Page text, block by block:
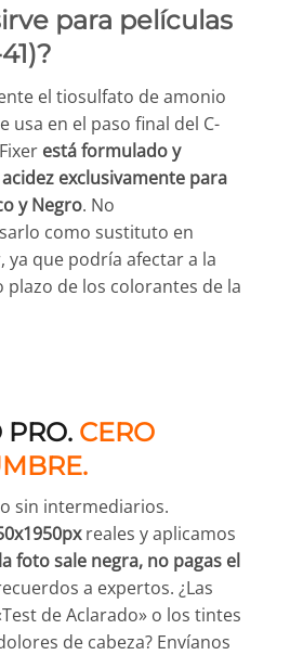
para películas
el tiosulfato de amonio
usa en el paso final del C-
está formulado y
exclusivamente para
y Negro. No
como sustituto en
ya que podría afectar a la
plazo de los colorantes de la
PRO. CERO
sin intermediarios.
reales y aplicamos
foto sale negra, no pagas el
a expertos. ¿Las
de Aclarado» o los tintes
de cabeza? Envíanos